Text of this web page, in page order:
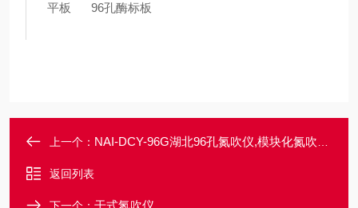
平板 96孔酶标板
上一个： NAI-DCY-96G湖北96孔氮吹仪,模块化氮吹浓缩装置
返回列表
干式氮吹仪